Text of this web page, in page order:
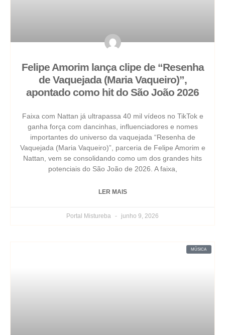
Felipe Amorim lança clipe de “Resenha
de Vaquejada (Maria Vaqueiro)”,
apontado como hit do São João 2026
Faixa com Nattan já ultrapassa 40 mil vídeos no TikTok e
ganha força com dancinhas, influenciadores e nomes
importantes do universo da vaquejada “Resenha de
Vaquejada (Maria Vaqueiro)”, parceria de Felipe Amorim e
Nattan, vem se consolidando como um dos grandes hits
potenciais do São João de 2026. A faixa,
LER MAIS
Portal Mistureba junho 9, 2026
MÚSICA